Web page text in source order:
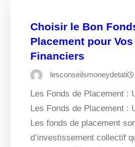
Choisir le Bon
Placement pour
Financiers
lesconseilsmoneydetati
Les Fonds de Placement :
Les Fonds de Placement :
Les fonds de placement
d’investissement collectif